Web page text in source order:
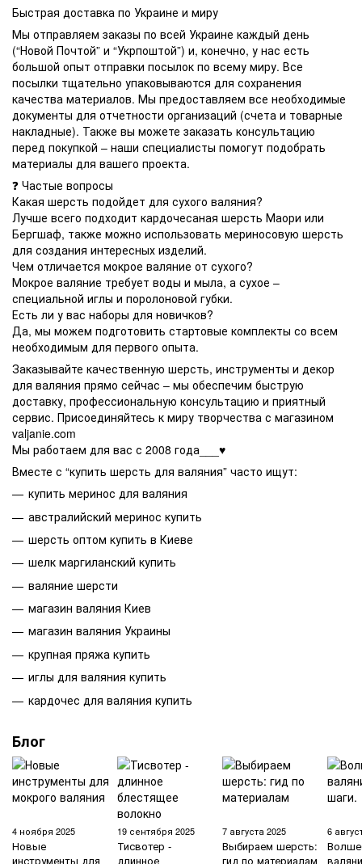
Быстрая доставка по Украине и миру
Мы отправляем заказы по всей Украине каждый день
(“Новой Почтой” и “Укрпоштой”) и, конечно, у нас есть
большой опыт отправки посылок по всему миру. Все
посылки тщательно упаковываются для сохранения
качества материалов. Мы предоставляем все необходимые
документы для отчетности организаций (счета и товарные
накладные). Также вы можете заказать консультацию
перед покупкой – наши специалисты помогут подобрать
материалы для вашего проекта.
❓ Частые вопросы
Какая шерсть подойдет для сухого валяния?
Лучше всего подходит кардочесаная шерсть Маори или
Бергшаф, также можно использовать мериносовую шерсть
для создания интересных изделий.
Чем отличается мокрое валяние от сухого?
Мокрое валяние требует воды и мыла, а сухое –
специальной иглы и поролоновой губки.
Есть ли у вас наборы для новичков?
Да, мы можем подготовить стартовые комплекты со всем
необходимым для первого опыта.
Заказывайте качественную шерсть, инструменты и декор
для валяния прямо сейчас – мы обеспечим быструю
доставку, профессиональную консультацию и приятный
сервис. Присоединяйтесь к миру творчества с магазином
valjanie.com
Мы работаем для вас с 2008 года___♥️
Вместе с “купить шерсть для валяния” часто ищут:
купить меринос для валяния
австралийский меринос купить
шерсть оптом купить в Киеве
шелк маргиланский купить
валяние шерсти
магазин валяния Киев
магазин валяния Украины
крупная пряжа купить
иглы для валяния купить
кардочес для валяния купить
Блог
4 ноября 2025
Новые
инструменты для
19 сентября 2025
Тисвотер -
длинное
7 августа 2025
Выбираем шерсть:
гид по материалам
6